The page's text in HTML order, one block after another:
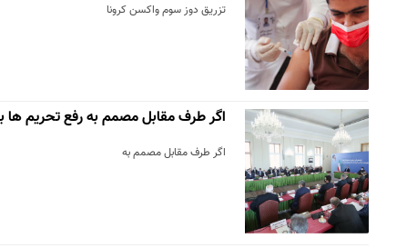
تزریق دوز سوم واکسن کرونا
اگر طرف مقابل مصمم به رفع تحریم
اگر طرف مقابل مصمم به